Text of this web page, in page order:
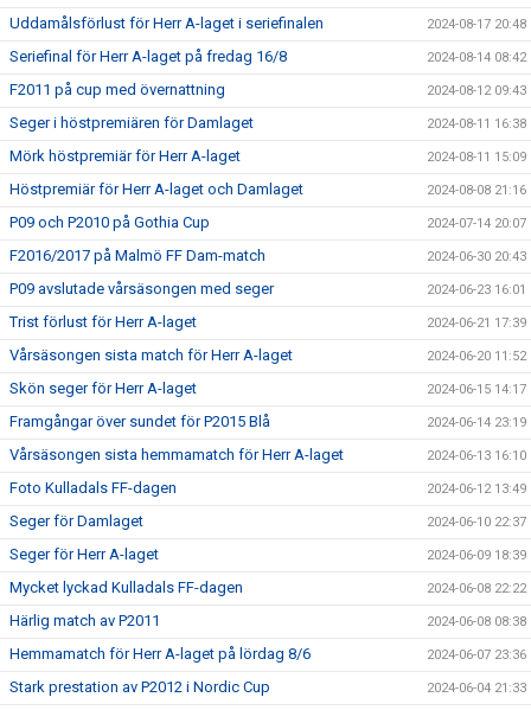
Uddamålsförlust för Herr A-laget i seriefinalen 2024-08-17 20:48
Seriefinal för Herr A-laget på fredag 16/8 2024-08-14 08:42
F2011 på cup med övernattning 2024-08-12 09:43
Seger i höstpremiären för Damlaget 2024-08-11 16:38
Mörk höstpremiär för Herr A-laget 2024-08-11 15:09
Höstpremiär för Herr A-laget och Damlaget 2024-08-08 21:16
P09 och P2010 på Gothia Cup 2024-07-14 20:07
F2016/2017 på Malmö FF Dam-match 2024-06-30 20:43
P09 avslutade vårsäsongen med seger 2024-06-23 16:01
Trist förlust för Herr A-laget 2024-06-21 17:39
Vårsäsongen sista match för Herr A-laget 2024-06-20 11:52
Skön seger för Herr A-laget 2024-06-15 14:17
Framgångar över sundet för P2015 Blå 2024-06-14 23:19
Vårsäsongen sista hemmamatch för Herr A-laget 2024-06-13 16:10
Foto Kulladals FF-dagen 2024-06-12 13:49
Seger för Damlaget 2024-06-10 22:37
Seger för Herr A-laget 2024-06-09 18:39
Mycket lyckad Kulladals FF-dagen 2024-06-08 22:22
Härlig match av P2011 2024-06-08 08:38
Hemmamatch för Herr A-laget på lördag 8/6 2024-06-07 23:36
Stark prestation av P2012 i Nordic Cup 2024-06-04 21:33